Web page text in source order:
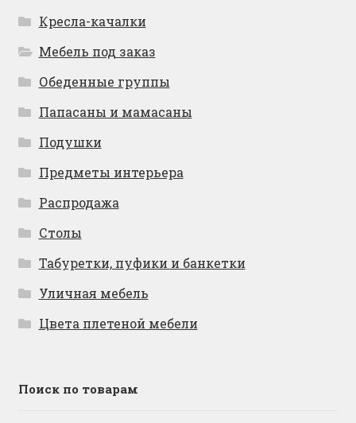
Кресла-качалки
Мебель под заказ
Обеденные группы
Папасаны и мамасаны
Подушки
Предметы интерьера
Распродажа
Столы
Табуретки, пуфики и банкетки
Уличная мебель
Цвета плетеной мебели
Поиск по товарам